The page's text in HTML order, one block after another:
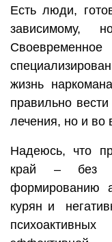
Есть люди,
жизнь
правильно
лечения, но и во
Надеюсь, что
край – без
формированию
курян и